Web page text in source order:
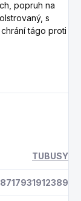
popruh na
s
tágo proti
TUBUSY
8717931912389